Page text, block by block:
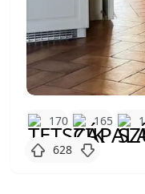
170 165
628